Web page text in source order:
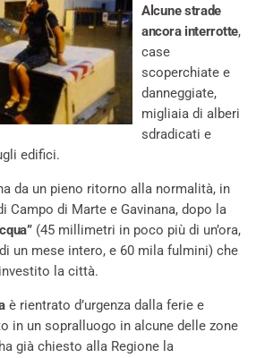
Alcune strade
ancora interrotte,
case
scoperchiate e
danneggiate,
migliaia di alberi
sdradicati e
edifici.
da un pieno ritorno alla normalità, in
Campo di Marte e Gavinana, dopo la
(45 millimetri in poco più di un’ora,
un mese intero, e 60 mila fulmini) che
la città.
è rientrato d’urgenza dalla ferie e
in un sopralluogo in alcune delle zone
già chiesto alla Regione la